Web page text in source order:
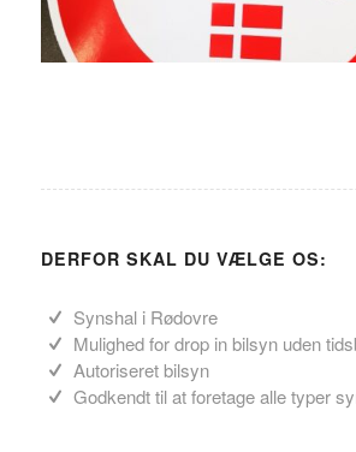
DERFOR SKAL DU VÆLGE OS:
Synshal i Rødovre
Mulighed for drop in bilsyn uden
Autoriseret bilsyn
Godkendt til at foretage alle typer